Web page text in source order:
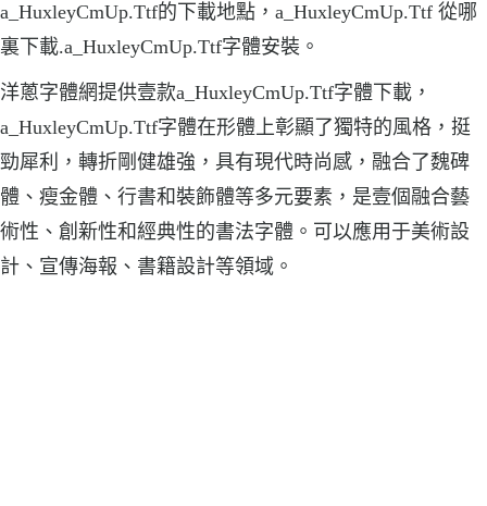
a_HuxleyCmUp.Ttf的下載地點，a_HuxleyCmUp.Ttf 從哪
裏下載.a_HuxleyCmUp.Ttf字體安裝。
洋蔥字體網提供壹款a_HuxleyCmUp.Ttf字體下載，
a_HuxleyCmUp.Ttf字體在形體上彰顯了獨特的風格，挺
勁犀利，轉折剛健雄強，具有現代時尚感，融合了魏碑
體、瘦金體、行書和裝飾體等多元要素，是壹個融合藝
術性、創新性和經典性的書法字體。可以應用于美術設
計、宣傳海報、書籍設計等領域。